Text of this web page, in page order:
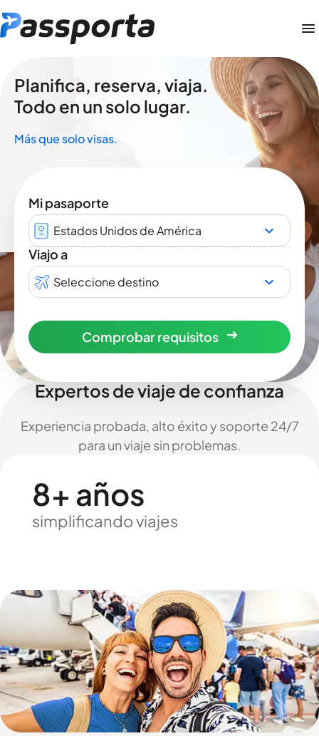
Planifica, reserva, viaja.
Todo en un solo lugar.
Más que solo visas.
Mi pasaporte
Estados Unidos de América
Viajo a
Seleccione destino
Comprobar requisitos
Expertos de viaje de confianza
Experiencia probada, alto éxito y soporte 24/7
para un viaje sin problemas.
8+ años
simplificando viajes